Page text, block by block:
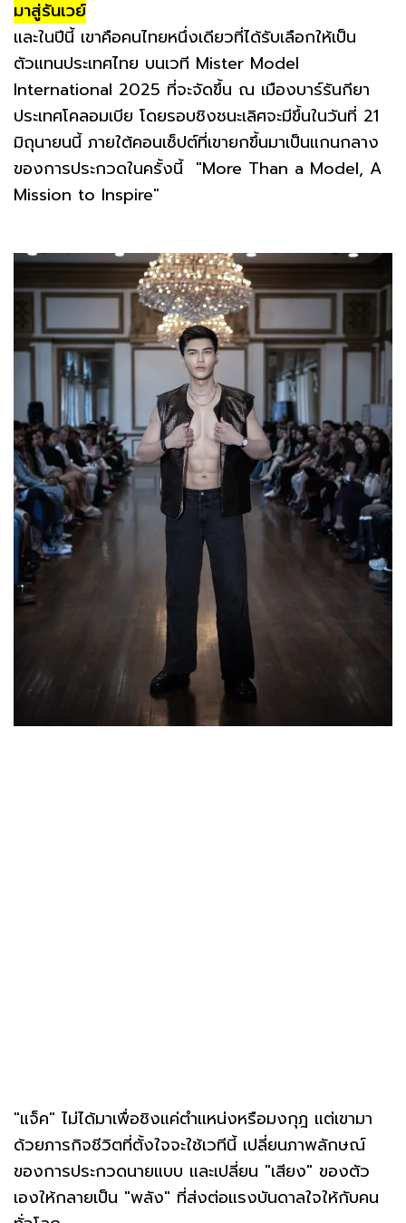
มาสู่รันเวย์
และในปีนี้ เขาคือคนไทยหนึ่งเดียวที่ได้รับเลือกให้เป็น
ตัวแทนประเทศไทย บนเวที Mister Model
International 2025 ที่จะจัดขึ้น ณ เมืองบาร์รันกียา
ประเทศโคลอมเบีย โดยรอบชิงชนะเลิศจะมีขึ้นในวันที่ 21
มิถุนายนนี้ ภายใต้คอนเซ็ปต์ที่เขายกขึ้นมาเป็นแกนกลาง
ของการประกวดในครั้งนี้ "More Than a Model, A
Mission to Inspire"
"แจ็ค" ไม่ได้มาเพื่อชิงแค่ตำแหน่งหรือมงกุฎ แต่เขามา
ด้วยภารกิจชีวิตที่ตั้งใจจะใช้เวทีนี้ เปลี่ยนภาพลักษณ์
ของการประกวดนายแบบ และเปลี่ยน "เสียง" ของตัว
เองให้กลายเป็น "พลัง" ที่ส่งต่อแรงบันดาลใจให้กับคน